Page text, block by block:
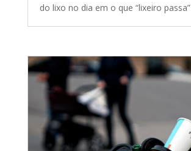
do lixo no dia em o que “lixeiro passa”